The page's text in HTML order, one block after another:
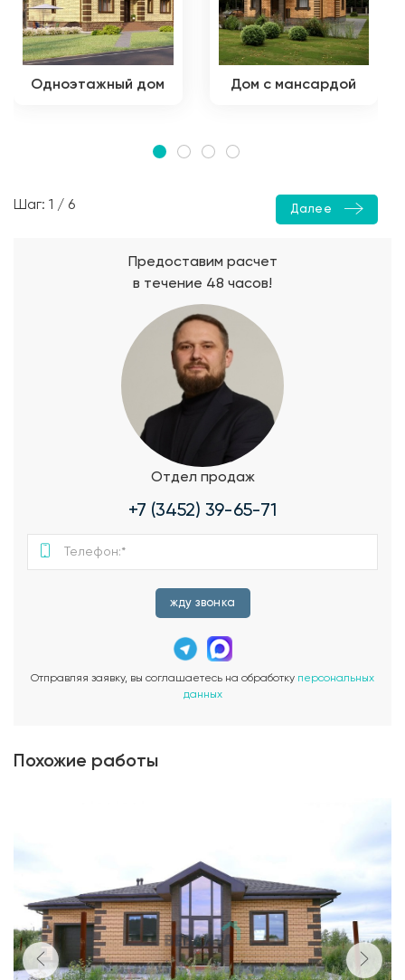
Одноэтажный дом Дом с мансардой
Шаг: 1 / 6 Далее
Предоставим расчет
в течение 48 часов!
Отдел продаж
+7 (3452) 39-65-71
жду звонка
Отправляя заявку, вы соглашаетесь на обработку персональных
данных
Похожие работы